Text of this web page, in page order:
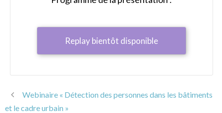
Replay bientôt disponible
Webinaire « Détection des personnes dans les bâtiments
et le cadre urbain »